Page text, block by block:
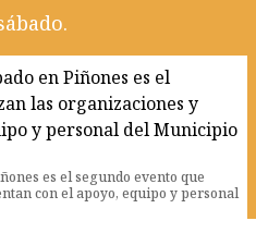
es el segundo evento que
con el apoyo, equipo y personal